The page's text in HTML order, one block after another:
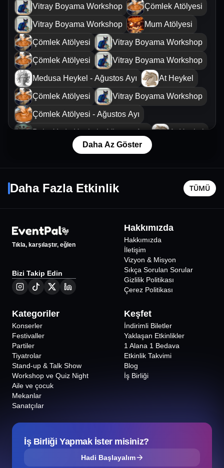
Vitray Boyama Workshop Çömlek Atölyesi
Vitray Boyama Workshop Mum Atölyesi
Çömlek Atölyesi Vitray Boyama Workshop
Çömlek Atölyesi Vitray Boyama Workshop
Medusa Heykel - Ağustos Ayı At Heykel
Çömlek Atölyesi Vitray Boyama Workshop
Çömlek Atölyesi - Ağustos Ayı
Baby Yoda Heykel - Ağustos Ayı At Heykel
Çömlek Atölyesi
Daha Az Göster
Daha Fazla Etkinlik TÜMÜ
İstanbul
Hayal Kahvesi Bahçeşehir
15
İstanbul
Tıkla, karşılaştır, eğlen
Bizi Takip Edin
Hakkımızda
Hakkımızda
İletişim
Vizyon & Misyon
Sıkça Sorulan Sorular
Gizlilik Politikası
Çerez Politikası
Kategoriler
Konserler
Festivaller
Partiler
Tiyatrolar
Stand-up & Talk Show
Workshop ve Quiz Night
Aile ve çocuk
Mekanlar
Sanatçılar
Keşfet
İndirimli Biletler
Yaklaşan Etkinlikler
1 Alana 1 Bedava
Etkinlik Takvimi
Blog
İş Birliği
İş Birliği Yapmak İster misiniz?
Hadi Başlayalım